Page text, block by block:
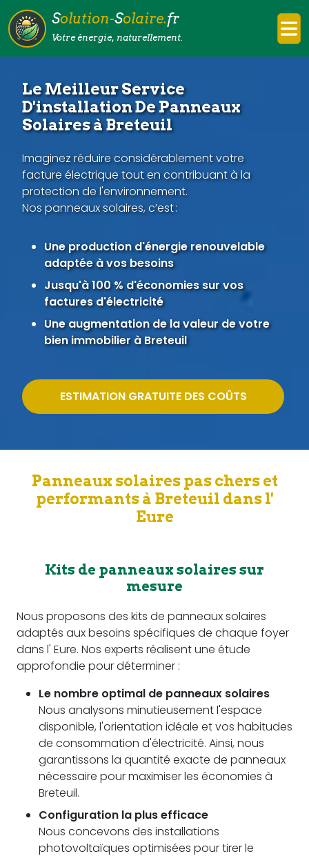
Solution-Solaire.fr
Votre énergie, naturellement.
Le Meilleur Service
D'installation De Panneaux
Solaires à Breteuil
Imaginez réduire considérablement votre
facture électrique tout en contribuant à la
protection de l'environnement.
Nos panneaux solaires, c’est :
Une production d'énergie renouvelable
adaptée à vos besoins
Jusqu'à 100 % d'économies sur vos
factures d'électricité
Une augmentation de la valeur de votre
bien immobilier à Breteuil
ESTIMATION GRATUITE DES COÛTS
Panneaux solaires pas chers et
performants à Breteuil dans l'
Eure
Kits de panneaux solaires sur
mesure
Nous proposons des kits de panneaux solaires
adaptés aux besoins spécifiques de chaque foyer
dans l' Eure. Nos experts réalisent une étude
approfondie pour déterminer :
Le nombre optimal de panneaux solaires
Nous analysons minutieusement l'espace
disponible, l'orientation idéale et vos habitudes
de consommation d'électricité. Ainsi, nous
garantissons la quantité exacte de panneaux
nécessaire pour maximiser les économies à
Breteuil.
Configuration la plus efficace
Nous concevons des installations
photovoltaïques optimisées pour tirer le